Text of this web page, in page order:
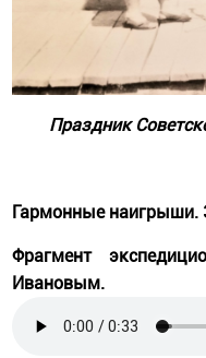
Праздник
Гармонные наигрыши.
Фрагмент
Ивановым.